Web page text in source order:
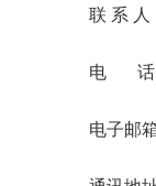
联 系 人
电 话
电子邮